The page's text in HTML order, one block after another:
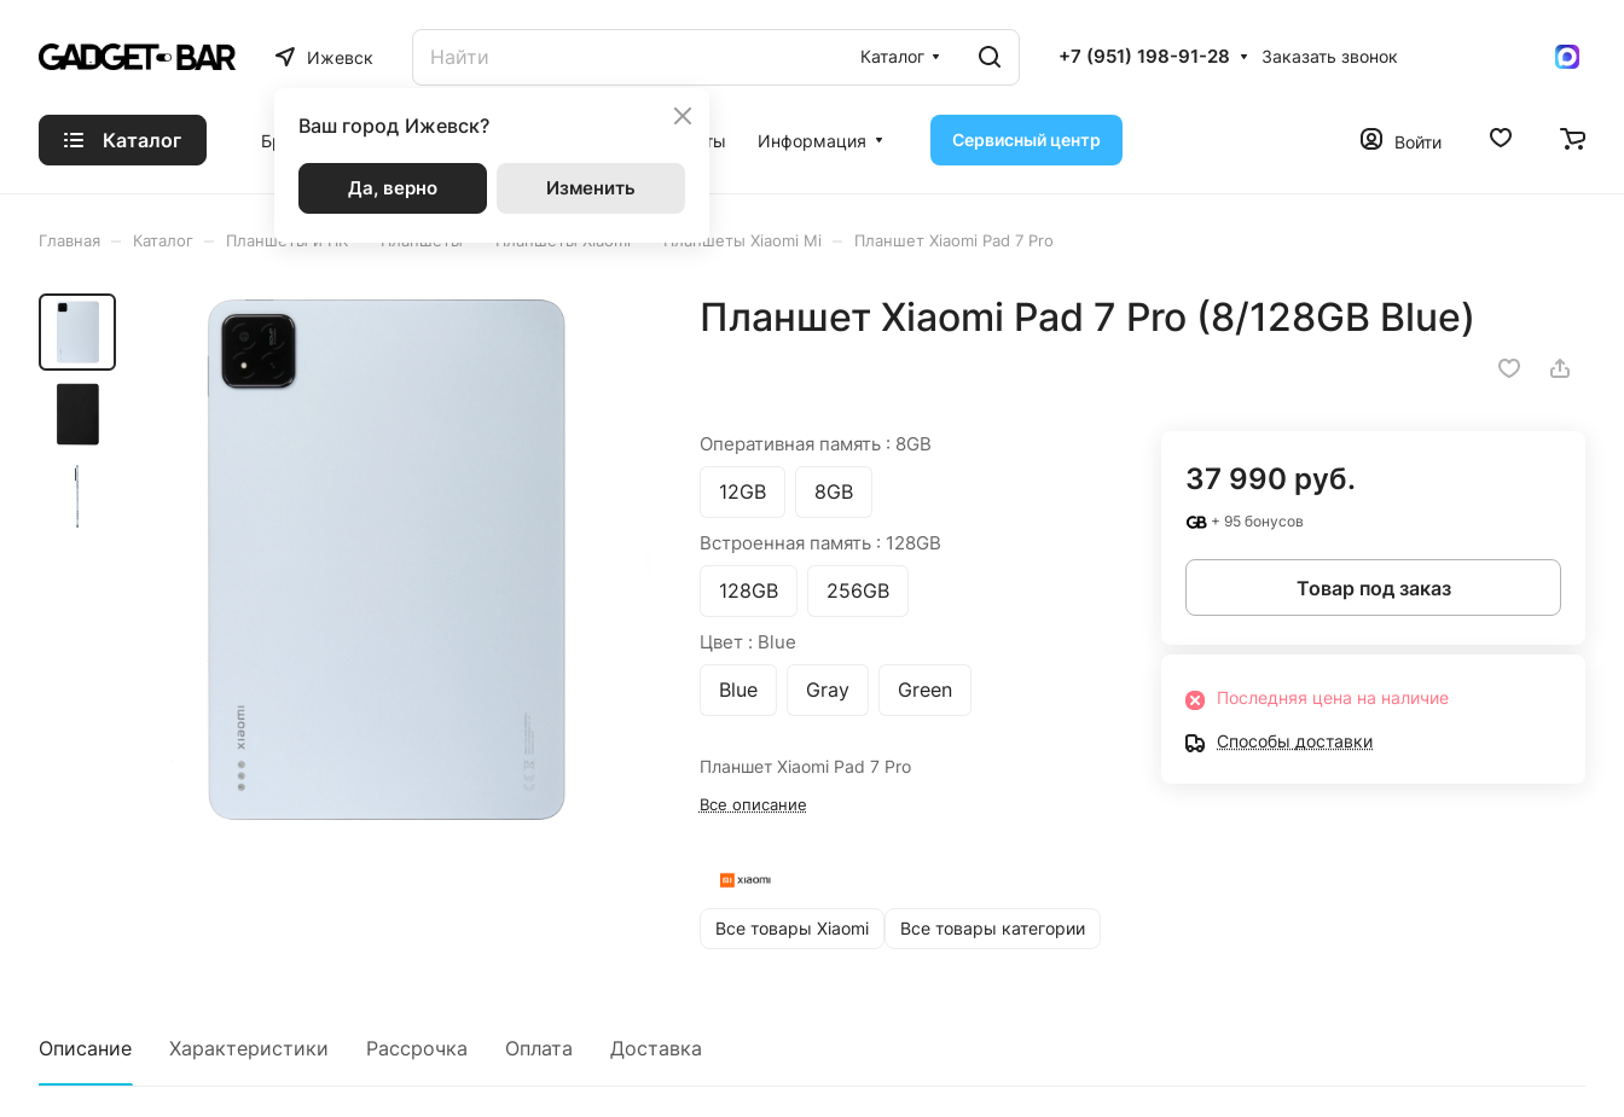
Ижевск
Ваш город Ижевск?
Да, верно Изменить
Каталог +7 (951) 198-91-28 Заказать звонок
Каталог Бренды Статьи Акции Контакты Информация Сервисный центр Войти
Главная Каталог Планшеты и ПК Планшеты Планшеты Xiaomi Планшеты Xiaomi Mi Планшет Xiaomi Pad 7 Pro
Планшет Xiaomi Pad 7 Pro (8/128GB Blue)
Оперативная память : 8GB
12GB 8GB
Встроенная память : 128GB
128GB 256GB
Цвет : Blue
Blue Gray Green
Планшет Xiaomi Pad 7 Pro
Все описание
Все товары Xiaomi Все товары категории
37 990 руб.
+ 95 бонусов
Товар под заказ
Последняя цена на наличие
Способы доставки
Описание Характеристики Рассрочка Оплата Доставка